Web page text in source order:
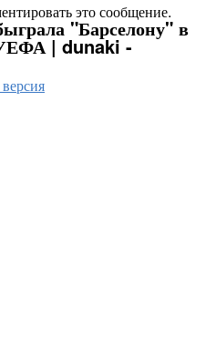
это сообщение.
"Барселону" в
| dunaki -